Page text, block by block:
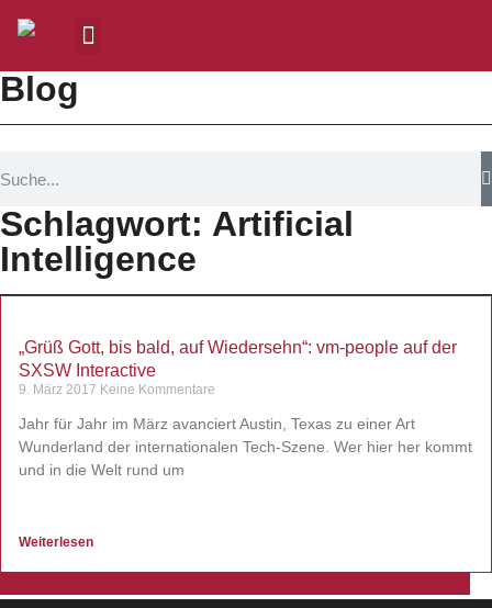
Blog
Schlagwort: Artificial
Intelligence
„Grüß Gott, bis bald, auf Wiedersehn“: vm-people auf der
SXSW Interactive
9. März 2017 Keine Kommentare
Jahr für Jahr im März avanciert Austin, Texas zu einer Art
Wunderland der internationalen Tech-Szene. Wer hier her kommt
und in die Welt rund um
Weiterlesen